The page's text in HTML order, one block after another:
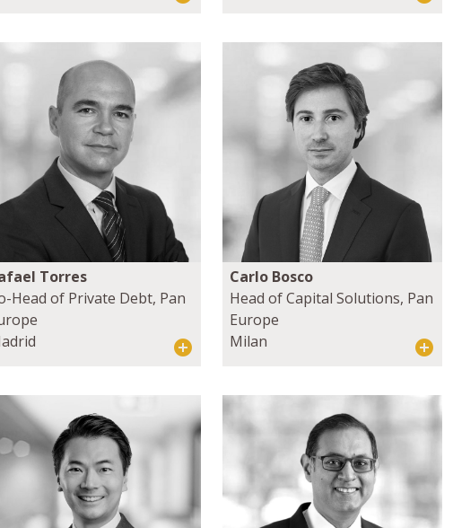
Torres
Head of Private Debt, Pan
Carlo Bosco
Head of Capital Solutions, Pan
Europe
Milan